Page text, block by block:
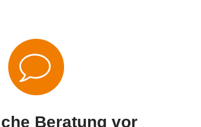
Beratung vor